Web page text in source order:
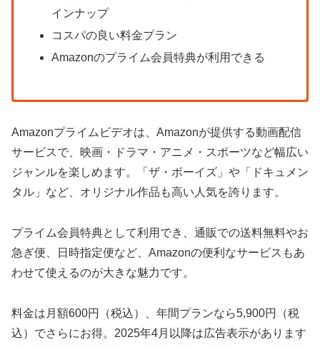
インナップ
コスパの良い料金プラン
Amazonのプライム会員特典が利用できる
Amazonプライムビデオは、Amazonが提供する動画配信
サービスで、映画・ドラマ・アニメ・スポーツなど幅広い
ジャンルを楽しめます。「ザ・ボーイズ」や「ドキュメン
タル」など、オリジナル作品も高い人気を誇ります。
プライム会員特典として利用でき、通販での送料無料やお
急ぎ便、日時指定便など、Amazonの便利なサービスもあ
わせて使えるのが大きな魅力です。
料金は月額600円（税込）、年間プランなら5,900円（税
込）でさらにお得。2025年4月以降は広告表示があります